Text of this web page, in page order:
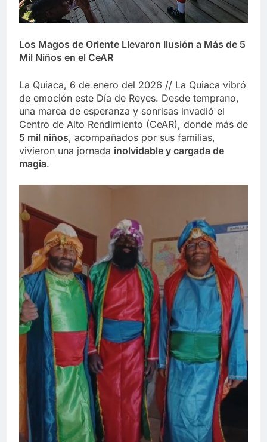
Los Magos de Oriente Llevaron Ilusión a Más de 5
Mil Niños en el CeAR
La Quiaca, 6 de enero del 2026 // La Quiaca vibró
de emoción este Día de Reyes. Desde temprano,
una marea de esperanza y sonrisas invadió el
Centro de Alto Rendimiento (CeAR), donde más de
5 mil niños, acompañados por sus familias,
vivieron una jornada inolvidable y cargada de
magia.